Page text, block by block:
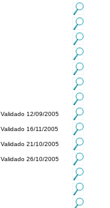
Validado 12/09/2005
Validado 16/11/2005
Validado 21/10/2005
Validado 26/10/2005